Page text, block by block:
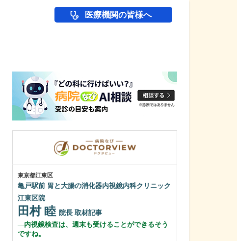
医療機関の皆様へ
東京都江東区
亀戸駅前 胃と大腸の消化器内視鏡内科クリニック
江東区院
田村 睦 院長 取材記事
内視鏡検査は、週末も受けることができるそう
ですね。